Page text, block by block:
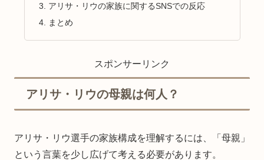
アリサ・リウの家族に関するSNSでの反応
まとめ
スポンサーリンク
アリサ・リウの母親は何人？
アリサ・リウ選手の家族構成を理解するには、「母親」
という言葉を少し広げて考える必要があります。